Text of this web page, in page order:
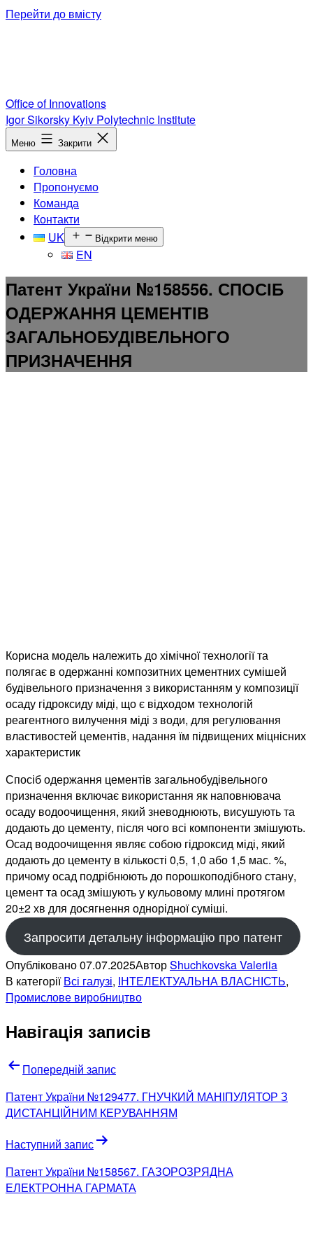
Перейти до вмісту
Office of Innovations
Igor Sikorsky Kyiv Polytechnic Institute
Меню Закрити
Головна
Пропонуємо
Команда
Контакти
UK
Відкрити меню
EN
Патент України №158556. СПОСІБ
ОДЕРЖАННЯ ЦЕМЕНТІВ
ЗАГАЛЬНОБУДІВЕЛЬНОГО
ПРИЗНАЧЕННЯ
Корисна модель належить до хімічної технології та
полягає в одержанні композитних цементних сумішей
будівельного призначення з використанням у композиції
осаду гідроксиду міді, що є відходом технологій
реагентного вилучення міді з води, для регулювання
властивостей цементів, надання їм підвищених міцнісних
характеристик
Спосіб одержання цементів загальнобудівельного
призначення включає використання як наповнювача
осаду водоочищення, який зневоднюють, висушують та
додають до цементу, після чого всі компоненти змішують.
Осад водоочищення являє собою гідроксид міді, який
додають до цементу в кількості 0,5, 1,0 або 1,5 мас. %,
причому осад подрібнюють до порошкоподібного стану,
цемент та осад змішують у кульовому млині протягом
20±2 хв для досягнення однорідної суміші.
Запросити детальну інформацію про патент
Опубліковано07.07.2025АвторShuchkovska Valeriia
В категоріїВсі галузі, ІНТЕЛЕКТУАЛЬНА ВЛАСНІСТЬ,
Промислове виробництво
Навігація записів
Попередній запис
Патент України №129477. ГНУЧКИЙ МАНІПУЛЯТОР З
ДИСТАНЦІЙНИМ КЕРУВАННЯМ
Наступний запис
Патент України №158567. ГАЗОРОЗРЯДНА
ЕЛЕКТРОННА ГАРМАТА